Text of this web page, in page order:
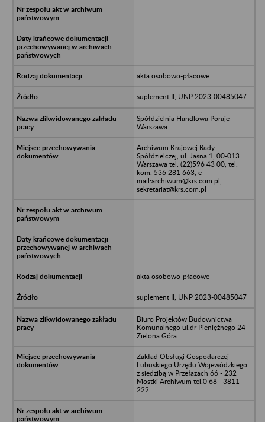
akta osobowo-płacowe
suplement II, UNP 2023-00485047
Spółdzielnia Handlowa Poraje
Warszawa
Archiwum Krajowej Rady
Spółdzielczej, ul. Jasna 1, 00-013
Warszawa tel. (22)596 43 00, tel.
kom. 536 281 663, e-
mail:archiwum@krs.com.pl,
sekretariat@krs.com.pl
akta osobowo-płacowe
suplement II, UNP 2023-00485047
Biuro Projektów Budownictwa
Komunalnego ul.dr Pieniężnego 24
Zielona Góra
Zakład Obsługi Gospodarczej
Lubuskiego Urzędu Wojewódzkiego
z siedzibą w Przełazach 66 - 232
Mostki Archiwum tel.0 68 - 3811
222